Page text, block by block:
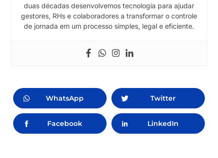
duas décadas desenvolvemos tecnologia para ajudar
gestores, RHs e colaboradores a transformar o controle
de jornada em um processo simples, legal e eficiente.
WhatsApp Twitter
Facebook LinkedIn